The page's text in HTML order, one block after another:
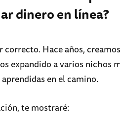
dinero en línea?
correcto. Hace años,
expandido a varios nichos
en el camino.
te mostraré: